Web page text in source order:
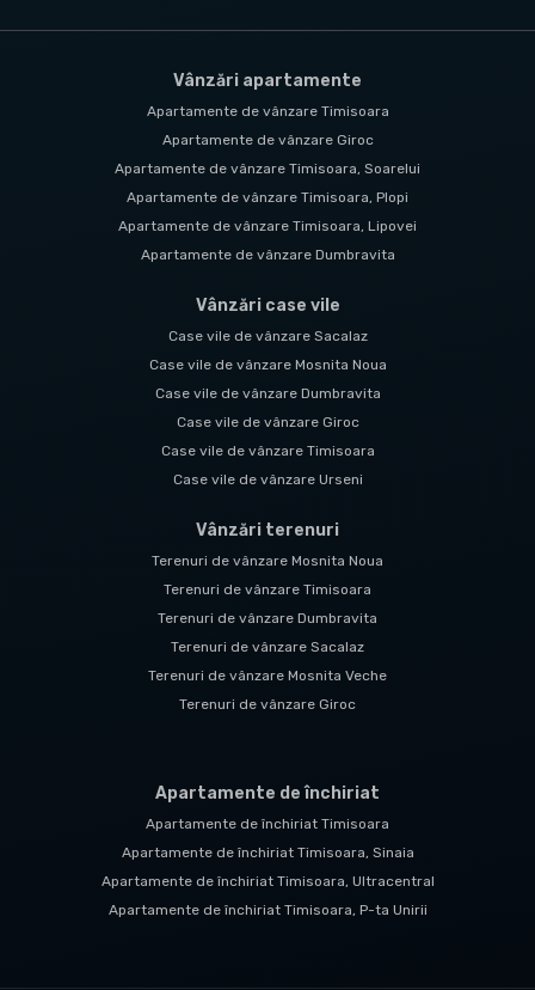
Vânzări apartamente
Apartamente de vânzare Timisoara
Apartamente de vânzare Giroc
Apartamente de vânzare Timisoara, Soarelui
Apartamente de vânzare Timisoara, Plopi
Apartamente de vânzare Timisoara, Lipovei
Apartamente de vânzare Dumbravita
Vânzări case vile
Case vile de vânzare Sacalaz
Case vile de vânzare Mosnita Noua
Case vile de vânzare Dumbravita
Case vile de vânzare Giroc
Case vile de vânzare Timisoara
Case vile de vânzare Urseni
Vânzări terenuri
Terenuri de vânzare Mosnita Noua
Terenuri de vânzare Timisoara
Terenuri de vânzare Dumbravita
Terenuri de vânzare Sacalaz
Terenuri de vânzare Mosnita Veche
Terenuri de vânzare Giroc
Apartamente de închiriat
Apartamente de închiriat Timisoara
Apartamente de închiriat Timisoara, Sinaia
Apartamente de închiriat Timisoara, Ultracentral
Apartamente de închiriat Timisoara, P-ta Unirii